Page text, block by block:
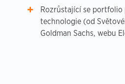
Rozrůstající se portfolio
technologie (od
Goldman Sachs, webu